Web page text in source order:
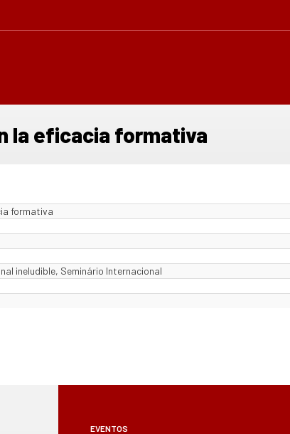
la eficacia formativa
formativa
ineludible, Seminário Internacional
EVENTOS